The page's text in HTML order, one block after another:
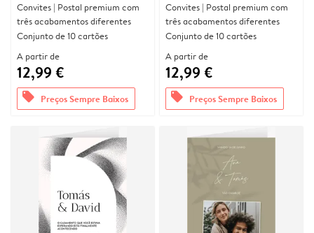
Convites | Postal premium com
três acabamentos diferentes
Conjunto de 10 cartões
A partir de
12,99 €
offers Preços Sempre Baixos
Convites | Postal premium com
três acabamentos diferentes
Conjunto de 10 cartões
A partir de
12,99 €
offers Preços Sempre Baixos